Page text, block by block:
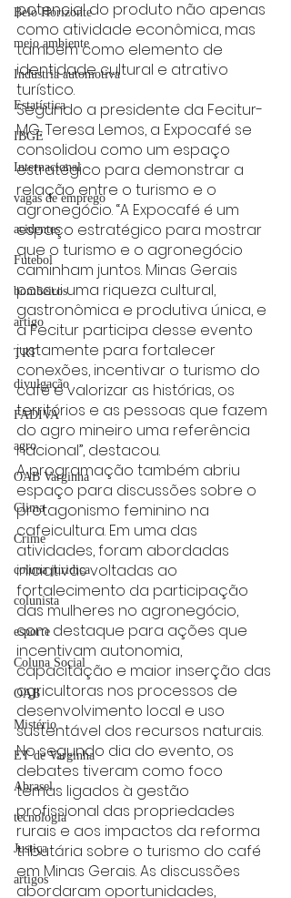
Belo Horizonte
meio ambiente
Industria automotiva
Estatística
IBGE
Internacional
vagas de emprego
acidentes
Futebol
bombeiros
artigo
TRT
divulgação
FADIVA
agro
OAB Varginha
Clima
Crime
coluna juridica
colunista
esporte
Coluna Social
OAB
Mistério
ET de Varginha
Abrasel
tecnologia
Justiça
artigos
potencial do produto não apenas
como atividade econômica, mas
também como elemento de
identidade cultural e atrativo
turístico.
Segundo a presidente da Fecitur-
MG, Teresa Lemos, a Expocafé se
consolidou como um espaço
estratégico para demonstrar a
relação entre o turismo e o
agronegócio. “A Expocafé é um
espaço estratégico para mostrar
que o turismo e o agronegócio
caminham juntos. Minas Gerais
possui uma riqueza cultural,
gastronômica e produtiva única, e
a Fecitur participa desse evento
justamente para fortalecer
conexões, incentivar o turismo do
café e valorizar as histórias, os
territórios e as pessoas que fazem
do agro mineiro uma referência
nacional”, destacou.
A programação também abriu
espaço para discussões sobre o
protagonismo feminino na
cafeicultura. Em uma das
atividades, foram abordadas
iniciativas voltadas ao
fortalecimento da participação
das mulheres no agronegócio,
com destaque para ações que
incentivam autonomia,
capacitação e maior inserção das
agricultoras nos processos de
desenvolvimento local e uso
sustentável dos recursos naturais.
No segundo dia do evento, os
debates tiveram como foco
temas ligados à gestão
profissional das propriedades
rurais e aos impactos da reforma
tributária sobre o turismo do café
em Minas Gerais. As discussões
abordaram oportunidades,